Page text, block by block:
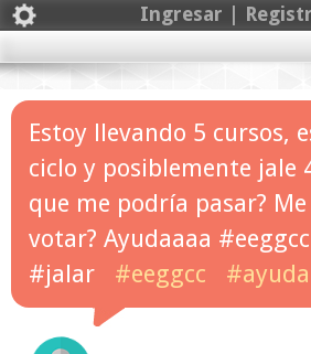
Ingresar |
Estoy llevando 5 cursos,
ciclo y posiblemente jale
que me podría pasar?
votar? Ayudaaaa
#jalar
#eeggcc #ayuda